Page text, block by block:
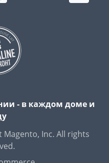
- в каждом доме и
Inc. All rights